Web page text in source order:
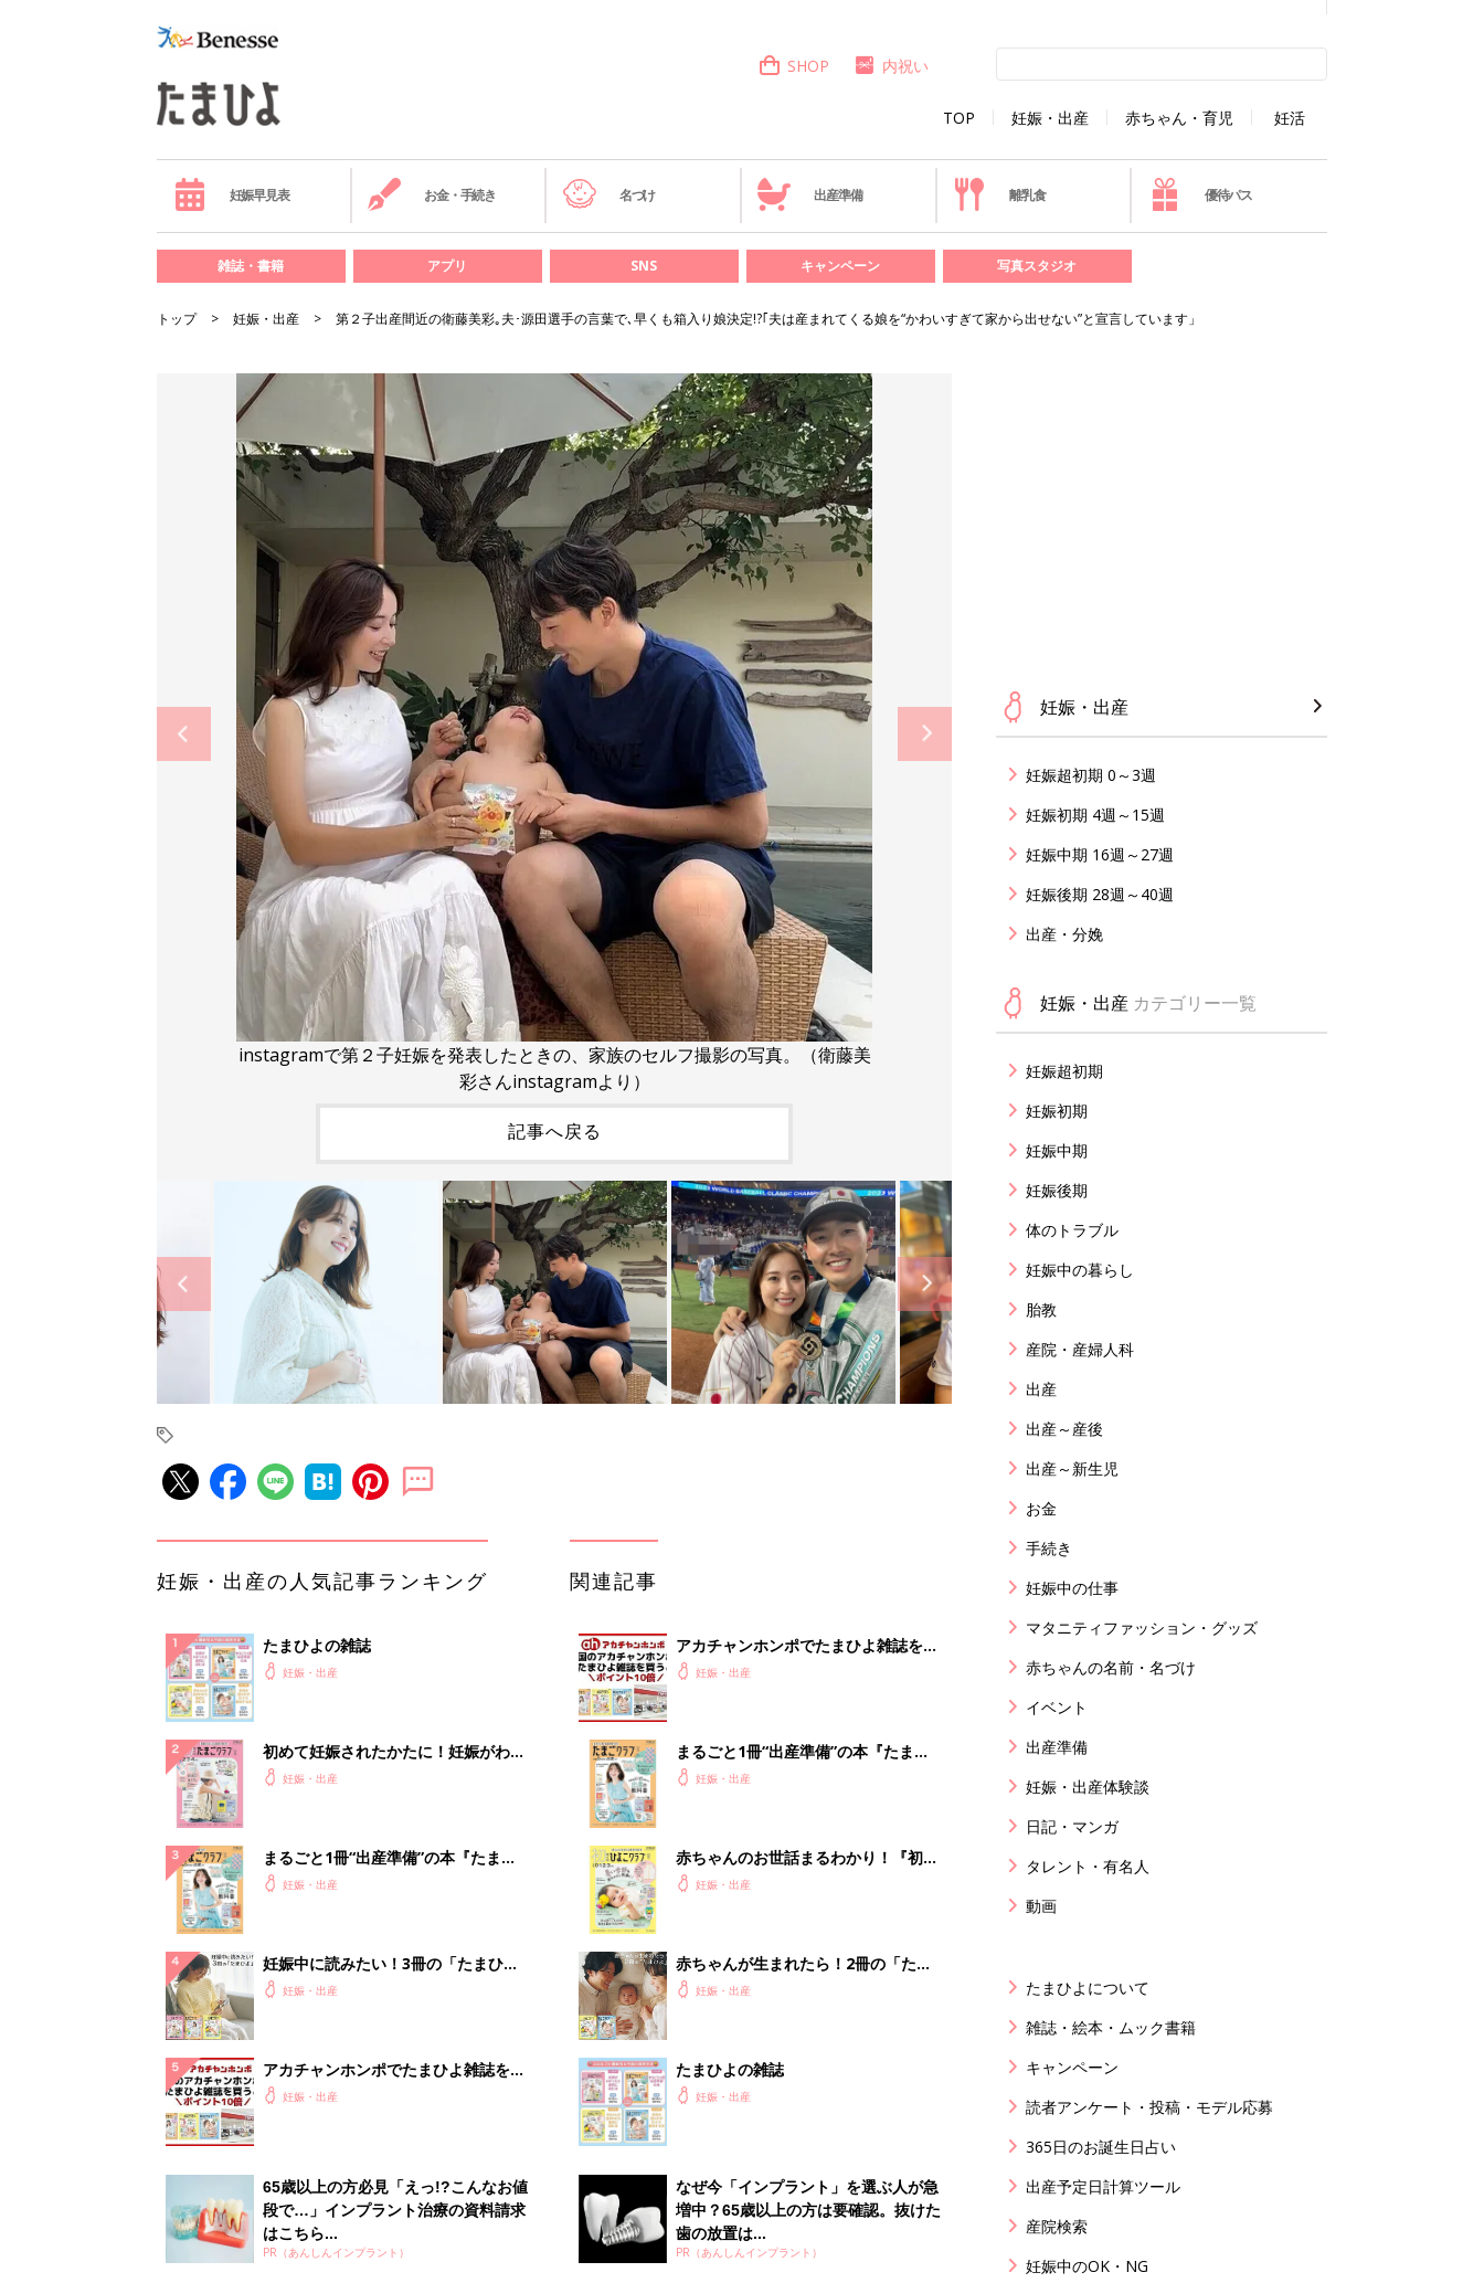
TOP 妊娠・出産 赤ちゃん・育児 妊活
SHOP 内祝い
妊娠早見表 お金・手続き 名づけ 出産準備 離乳食 優待パス
雑誌・書籍 アプリ SNS キャンペーン 写真スタジオ
トップ 妊娠・出産 第２子出産間近の衛藤美彩｡夫･源田選手の言葉で､早くも箱入り娘決定!?｢夫は産まれてくる娘を“かわいすぎて家から出せない”と宣言しています」
instagramで第２子妊娠を発表したときの、家族のセルフ撮影の写真。（衛藤美
彩さんinstagramより）
記事へ戻る
妊娠・出産の人気記事ランキング
たまひよの雑誌
妊娠・出産
初めて妊娠されたかたに！妊娠がわか
ったら最初に読む本『初めてのたまご
妊娠・出産
まるごと1冊“出産準備”の本『たまご
クラブ 夏号』〈スペシャル大特集〉
妊娠・出産
妊娠中に読みたい！3冊の「たまひ
よ」妊娠・出産
アカチャンホンポでたまひよ雑誌を買
うとポイント10倍【期間限定】
妊娠・出産
65歳以上の方必見「えっ!?こんなお値
段で…」インプラント治療の資料請求
はこちら...
PR（あんしんインプラント）
関連記事
アカチャンホンポでたまひよ雑誌を買
うとポイント10倍【期間限定】
妊娠・出産
まるごと1冊“出産準備”の本『たまご
クラブ 夏号』〈スペシャル大特集〉
妊娠・出産
赤ちゃんのお世話まるわかり！『初め
てのひよこクラブ 夏号』〈巻頭大特
解決テク
妊娠・出産
赤ちゃんが生まれたら！2冊の「たま
ひよ」
妊娠・出産
たまひよの雑誌
妊娠・出産
なぜ今「インプラント」を選ぶ人が急
増中？65歳以上の方は要確認。抜けた
歯の放置は...
PR（あんしんインプラント）
妊娠・出産
妊娠超初期 0～3週
妊娠初期 4週～15週
妊娠中期 16週～27週
妊娠後期 28週～40週
出産・分娩
妊娠・出産 カテゴリー一覧
妊娠超初期
妊娠初期
妊娠中期
妊娠後期
体のトラブル
妊娠中の暮らし
胎教
産院・産婦人科
出産
出産～産後
出産～新生児
お金
手続き
妊娠中の仕事
マタニティファッション・グッズ
赤ちゃんの名前・名づけ
イベント
出産準備
妊娠・出産体験談
日記・マンガ
タレント・有名人
動画
たまひよについて
雑誌・絵本・ムック書籍
キャンペーン
読者アンケート・投稿・モデル応募
365日のお誕生日占い
出産予定日計算ツール
産院検索
妊娠中のOK・NG